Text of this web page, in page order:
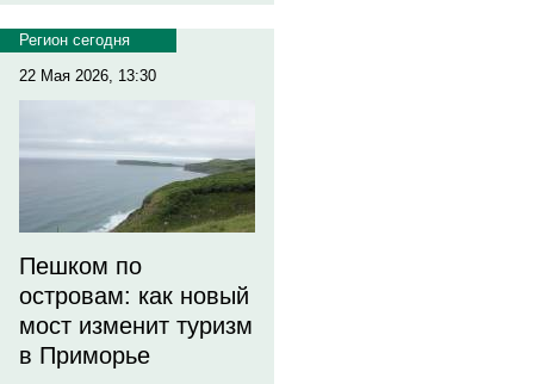
Регион сегодня
22 Мая 2026, 13:30
Пешком по
островам: как новый
мост изменит туризм
в Приморье